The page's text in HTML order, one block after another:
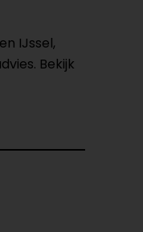
IJssel,
Bekijk